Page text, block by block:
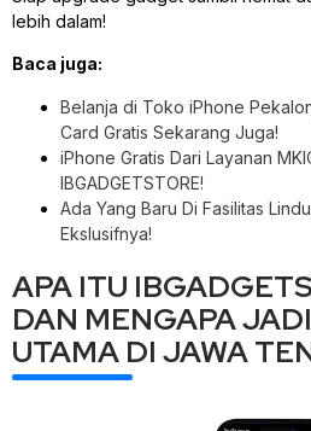
lebih dalam!
Baca juga:
Belanja di Toko iPhone
Card Gratis Sekarang Juga!
iPhone Gratis Dari Layanan
IBGADGETSTORE!
Ada Yang Baru Di Fasilitas
Ekslusifnya!
APA ITU
DAN MENGAPA
UTAMA DI JAWA